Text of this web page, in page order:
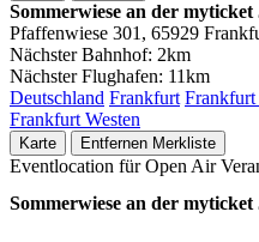
Sommerwiese an der
Pfaffenwiese 301, 65929
Nächster Bahnhof: 2km
Nächster Flughafen: 11km
Deutschland Frankfurt Frankfurt
Frankfurt Westen
Karte Entfernen Merkliste
Eventlocation für Open Air
Sommerwiese an der